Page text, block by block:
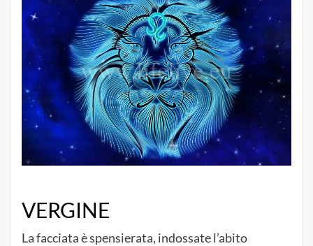
VERGINE
La facciata è spensierata, indossate l’abito